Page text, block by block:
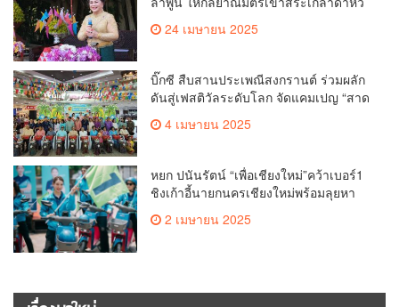
เพื่อสืบสาน อนุรักษ์ประเพณีอันดีงามที่
24 เมษายน 2025
บิ๊กซี สืบสานประเพณีสงกรานต์ ร่วมผลัก
ดันสู่เฟสติวัลระดับโลก จัดแคมเปญ “สาด
สูงสุด 50% กระตุ้นการเดินทางนักท่อง
2,132 ล้านบาท
4 เมษายน 2025
หยก ปนันรัตน์ “เพื่อเชียงใหม่”คว้าเบอร์1
ชิงเก้าอี้นายกนครเชียงใหม่พร้อมลุยหา
เสียงเต็มที่
2 เมษายน 2025